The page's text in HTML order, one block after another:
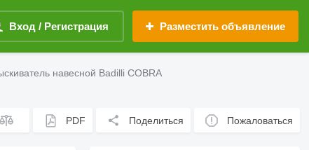
Вход / Регистрация Разместить объявление
навесной Badilli COBRA
PDF Поделиться Пожаловаться